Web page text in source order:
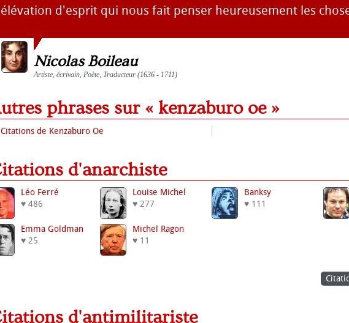
élévation d'esprit qui nous fait penser heureusement les
Nicolas Boileau
Artiste, écrivain, Poète, Traducteur (1636 - 1711)
Autres phrases sur « kenzaburo oe »
Citations de Kenzaburo Oe
Citations d'anarchiste
Léo Ferré
♥ 486
Louise Michel
♥ 277
Banksy
♥ 111
Emma Goldman
♥ 25
Michel Ragon
♥ 11
Citations d'antimilitariste